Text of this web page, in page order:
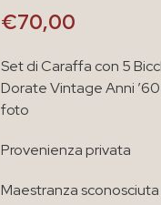
€70,00
Set di Caraffa con 5
Dorate Vintage Anni
foto
Provenienza privata
Maestranza sconosciuta